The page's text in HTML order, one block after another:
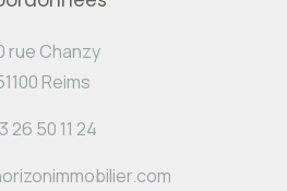
rue Chanzy
Reims
26 50 11 24